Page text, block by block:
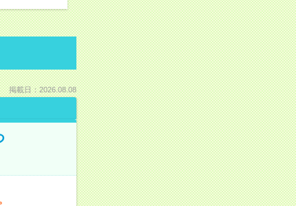
掲載日：2026.08.08